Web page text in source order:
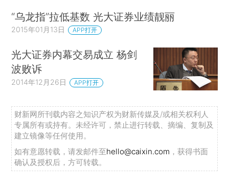
“乌龙指”拉低基数 光大证券业绩靓丽
2015年01月13日 APP打开
光大证券内幕交易成立 杨剑
波败诉
2014年12月26日 APP打开
财新网所刊载内容之知识产权为财新传媒及/或相关权利人
专属所有或持有。未经许可，禁止进行转载、摘编、复制及
建立镜像等任何使用。
如有意愿转载，请发邮件至hello@caixin.com ，获得书面
确认及授权后，方可转载。